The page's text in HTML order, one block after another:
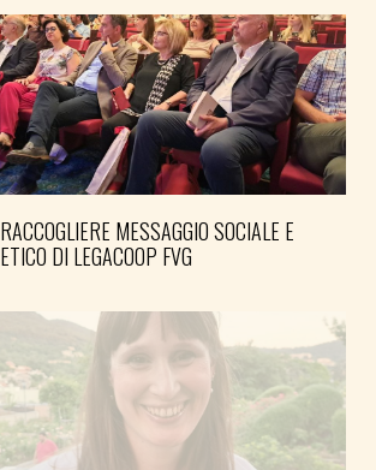
RACCOGLIERE MESSAGGIO SOCIALE E
ETICO DI LEGACOOP FVG